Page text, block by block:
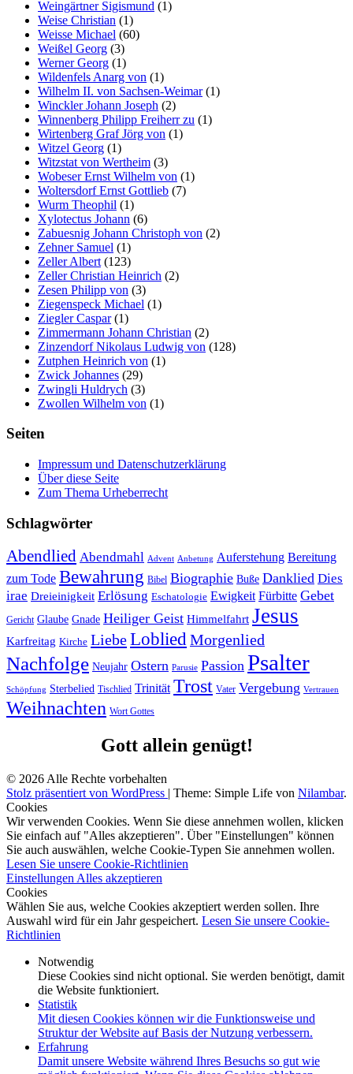
Weingärtner Sigismund (1)
Weise Christian (1)
Weisse Michael (60)
Weißel Georg (3)
Werner Georg (1)
Wildenfels Anarg von (1)
Wilhelm II. von Sachsen-Weimar(1)
Winckler Johann Joseph (2)
Winnenberg Philipp Freiherr zu (1)
Wirtenberg Graf Jörg von (1)
Witzel Georg (1)
Witzstat von Wertheim (3)
Wobeser Ernst Wilhelm von (1)
Woltersdorf Ernst Gottlieb (7)
Wurm Theophil (1)
Xylotectus Johann (6)
Zabuesnig Johann Christoph von (2)
Zehner Samuel (1)
Zeller Albert (123)
Zeller Christian Heinrich (2)
Zesen Philipp von (3)
Ziegenspeck Michael (1)
Ziegler Caspar(1)
Zimmermann Johann Christian (2)
Zinzendorf Nikolaus Ludwig von (128)
Zutphen Heinrich von (1)
Zwick Johannes (29)
Zwingli Huldrych (3)
Zwollen Wilhelm von (1)
Seiten
Impressum und Datenschutzerklärung
Über diese Seite
Zum Thema Urheberrecht
Schlagwörter
Abendlied Abendmahl Advent Anbetung Auferstehung Bereitung
zum Tode Bewahrung Bibel Biographie Buße Danklied Dies
irae Dreieinigkeit Erlösung Eschatologie Ewigkeit Fürbitte Gebet
Gericht Glaube Gnade Heiliger Geist Himmelfahrt Jesus
Karfreitag Kirche LiebeLobliedMorgenlied
Nachfolge Neujahr Ostern Parusie Passion Psalter
Schöpfung Sterbelied Tischlied Trinität Trost Vater Vergebung Vertrauen
Weihnachten Wort Gottes
Gott allein genügt!
© 2026 Alle Rechte vorbehalten
Stolz präsentiert von WordPress | Theme: Simple Life von Nilambar.
Cookies
Wir verwenden Cookies. Wenn Sie diese annehmen wollen, klicken
Sie einfach auf "Alles akzeptieren". Über "Einstellungen" können
Sie auch auswählen, welche Cookie-Typen Sie annehmen wollen.
Lesen Sie unsere Cookie-Richtlinien
Einstellungen Alles akzeptieren
Cookies
Wählen Sie aus, welche Cookies akzeptiert werden sollen. Ihre
Auswahl wird für ein Jahr gespeichert. Lesen Sie unsere Cookie-
Richtlinien
Notwendig
Diese Cookies sind nicht optional. Sie werden benötigt, damit
die Website funktioniert.
Statistik
Mit diesen Cookies können wir die Funktionsweise und
Struktur der Website auf Basis der Nutzung verbessern.
Erfahrung
Damit unsere Website während Ihres Besuchs so gut wie